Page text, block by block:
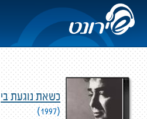
כשאת נוגעת בי
(1997)